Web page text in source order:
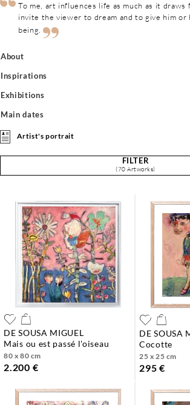
To me, art influences life as much as it
invite the viewer to dream and to give him or
being.
About
Inspirations
Exhibitions
Main dates
Artist's portrait
FILTER
(70 Artworks)
DE SOUSA MIGUEL
mais ou est passé l'oiseau
80 x 80 cm
2.200 €
DE SOUSA
cocotte
25 x 25 cm
295 €